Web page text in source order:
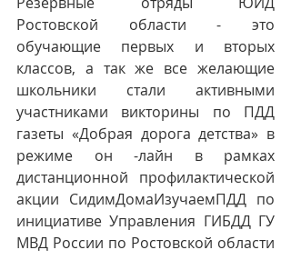
Ростовской области - это
обучающие первых и вторых
классов, а так же все желающие
школьники стали активными
участниками викторины по ПДД
газеты «Добрая дорога детства» в
режиме он -лайн в рамках
дистанционной профилактической
акции СидимДомаИзучаемПДД по
инициативе Управления ГИБДД ГУ
МВД России по Ростовской области